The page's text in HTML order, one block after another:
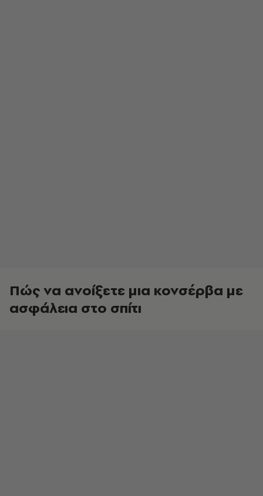
Πώς να ανοίξετε μια κονσέρβα με
ασφάλεια στο σπίτι